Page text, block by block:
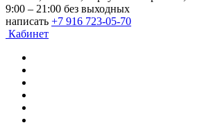
9:00 – 21:00 без выходных
написать +7 916 723-05-70
Кабинет